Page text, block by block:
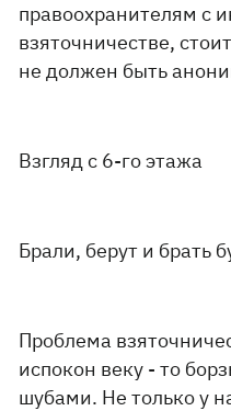
правоохранителям с
взяточничестве,
не должен быть
Взгляд с 6-го этажа
Брали, берут и брать
Проблема
испокон веку - то
шубами. Не только у